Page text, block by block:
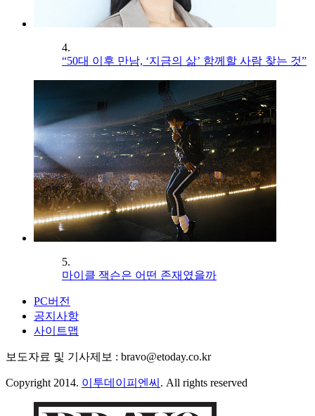
4.
“50대 이후 만남, ‘지금의 삶’ 함께할 사람 찾는 것”
5.
마이클 잭슨은 어떤 존재였을까
PC버전
공지사항
사이트맵
보도자료 및 기사제보 : bravo@etoday.co.kr
Copyright 2014. 이투데이피엔씨 . All rights reserved